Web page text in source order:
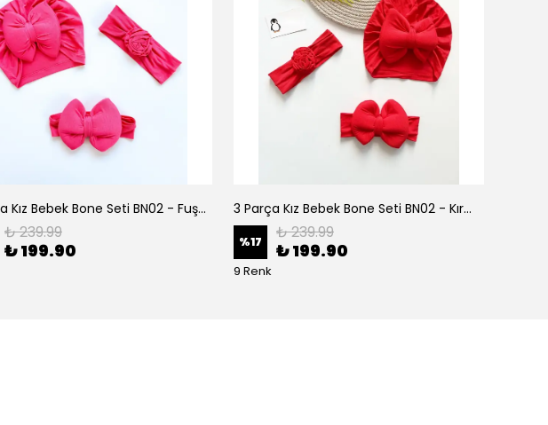
3 Parça Kız Bebek Bone Seti BN02 - Fuşya
₺ 239.99
₺ 199.90
3 Parça Kız Bebek Bone Seti BN02 - Kırmızı
%17 ₺ 239.99
₺ 199.90
9 Renk